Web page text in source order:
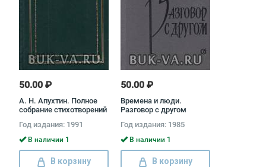
50.00 ₽
А. Н. Апухтин. Полное
собрание стихотворений
Год издания: 1991
В наличии 1
В корзину
50.00 ₽
Времена и люди.
Разговор с другом
Год издания: 1985
В наличии 1
В корзину